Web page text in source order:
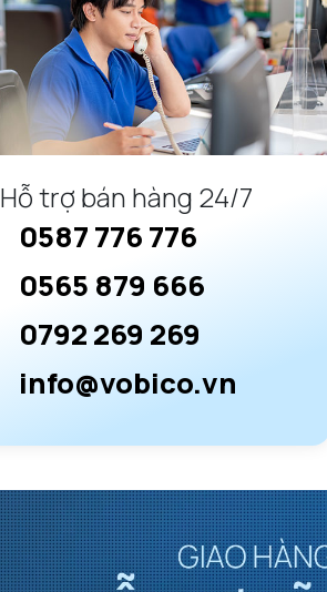
Hỗ trợ bán hàng 24/7
0587 776 776
0565 879 666
0792 269 269
info@vobico.vn